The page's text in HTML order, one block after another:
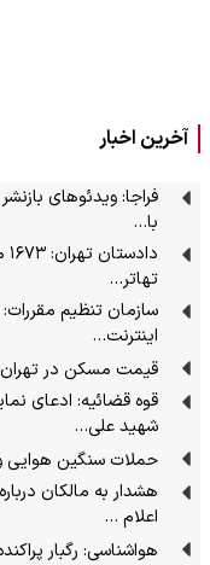
آخرین اخبار
فراجا: ویدئوهای
با…
تهاتر…
سازمان تنظیم
اینترنت…
قیمت مسکن در تهران، امروز ۱۵ مرداد
قوه قضائیه: ادعای
شهید علی…
حملات سنگین هوایی و
هشدار به مالکان
اعلام …
هواشناسی: رگبار